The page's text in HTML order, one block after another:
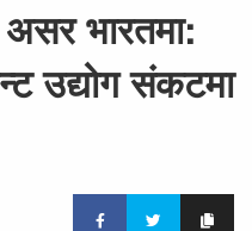
असर भारतमा:
उद्योग संकटमा